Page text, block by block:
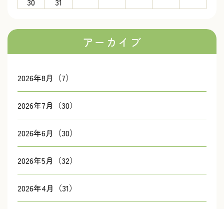
アーカイブ
2026年8月（7）
2026年7月（30）
2026年6月（30）
2026年5月（32）
2026年4月（31）